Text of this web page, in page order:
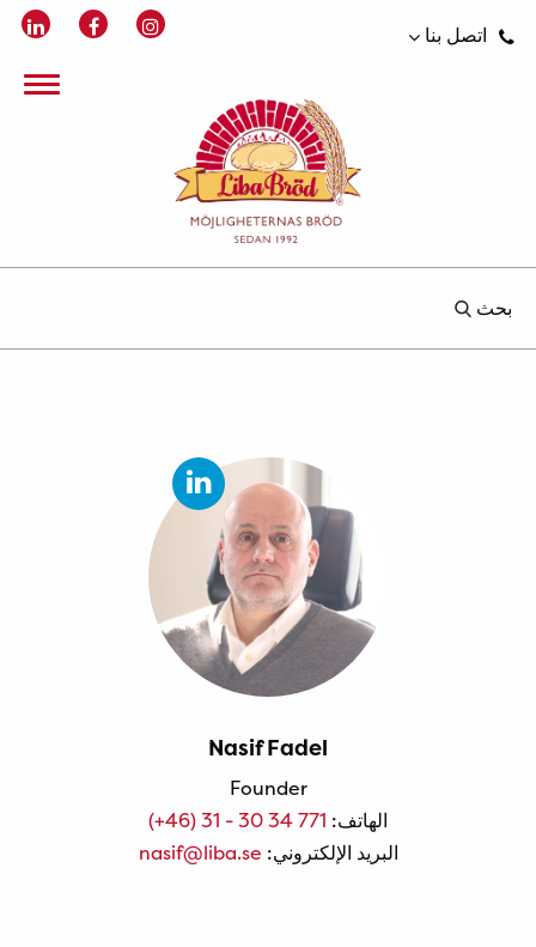
اتصل بنا
بحث
Nasif Fadel
Founder
الهاتف: (+46) 31 - 30 34 771
البريد الإلكتروني: nasif@liba.se